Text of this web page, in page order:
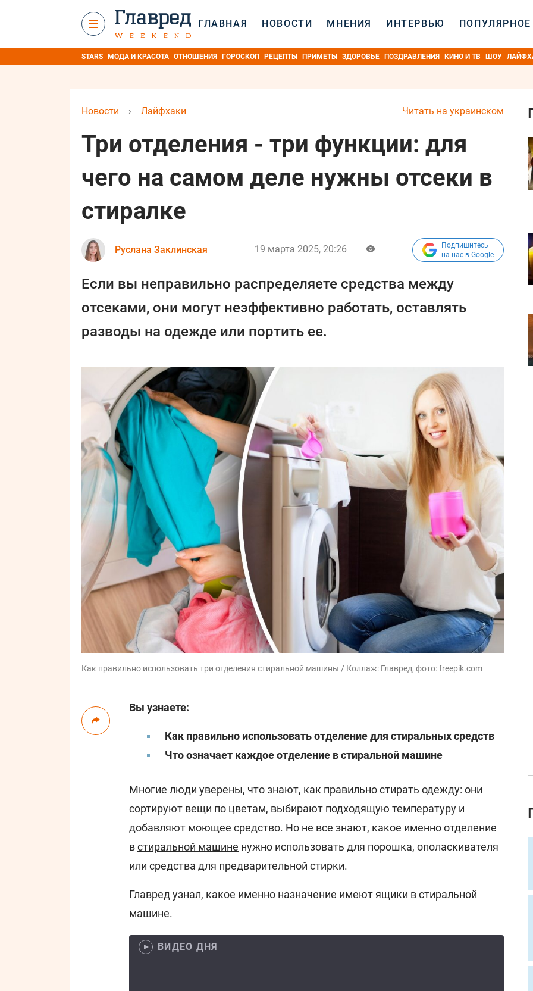
ГЛАВНАЯ НОВОСТИ МНЕНИЯ ИНТЕРВЬЮ ПОПУЛЯРНОЕ
STARS МОДА И КРАСОТА ОТНОШЕНИЯ ГОРОСКОП РЕЦЕПТЫ ПРИМЕТЫ ЗДОРОВЬЕ ПОЗДРАВЛЕНИЯ КИНО И ТВ ШОУ
Читать на украинском
Новости › Лайфхаки
Три отделения - три функции: для
чего на самом деле нужны отсеки в
стиралке
Руслана Заклинская 19 марта 2025, 20:26
Подпишитесь
на нас в Google
Если вы неправильно распределяете средства между
отсеками, они могут неэффективно работать, оставлять
разводы на одежде или портить ее.
Как правильно использовать три отделения стиральной машины / Коллаж: Главред, фото: freepik.com
Вы узнаете:
Как правильно использовать отделение для стиральных средств
Что означает каждое отделение в стиральной машине
Многие люди уверены, что знают, как правильно стирать одежду: они
сортируют вещи по цветам, выбирают подходящую температуру и
добавляют моющее средство. Но не все знают, какое именно отделение
встиральной машине нужно использовать для порошка, ополаскивателя
или средства для предварительной стирки.
Главред узнал, какое именно назначение имеют ящики в стиральной
машине.
ВИДЕО ДНЯ